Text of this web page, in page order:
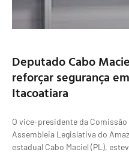
Deputado Cabo
reforçar segurança
Itacoatiara
O vice-presidente da
Assembleia Legislativa do
estadual Cabo Maciel (PL),